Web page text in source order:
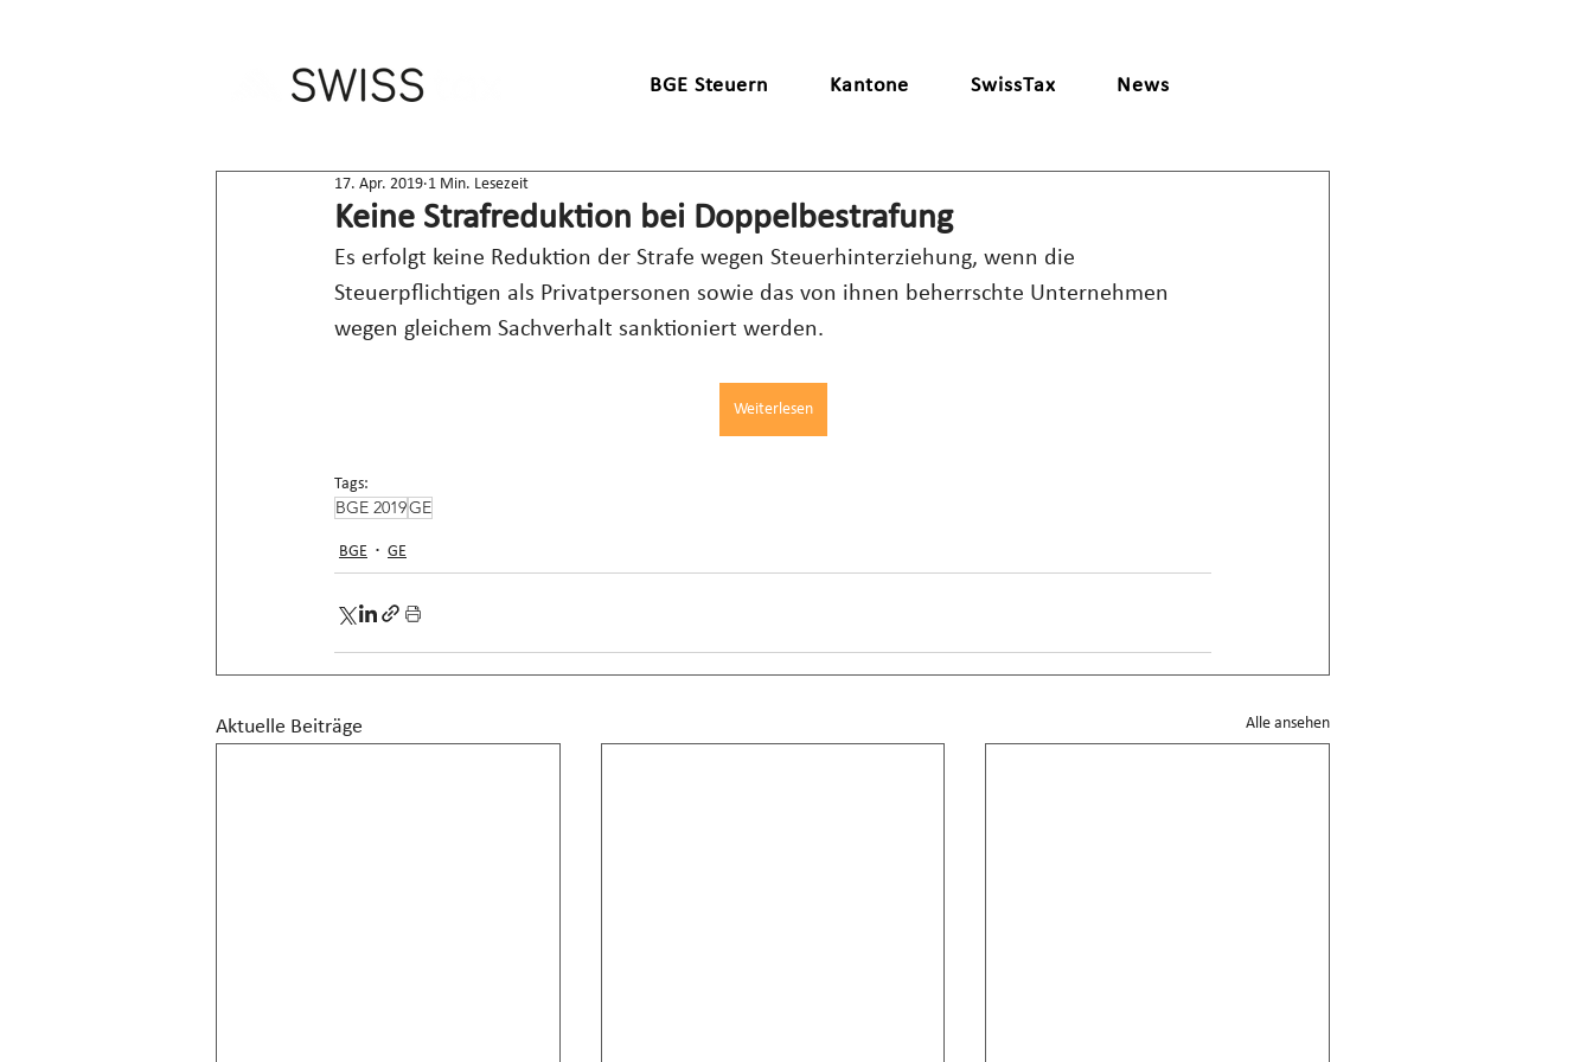
BGE Steuern Kantone SwissTax News
Keine Strafreduktion bei Doppelbestrafung
17. Apr. 2019 1 Min. Lesezeit
Es erfolgt keine Reduktion der Strafe wegen Steuerhinterziehung, wenn die
Steuerpflichtigen als Privatpersonen sowie das von ihnen beherrschte Unternehmen
wegen gleichem Sachverhalt sanktioniert werden.
Weiterlesen
Tags:
BGE 2019GE
BGE GE
Aktuelle Beiträge Alle ansehen